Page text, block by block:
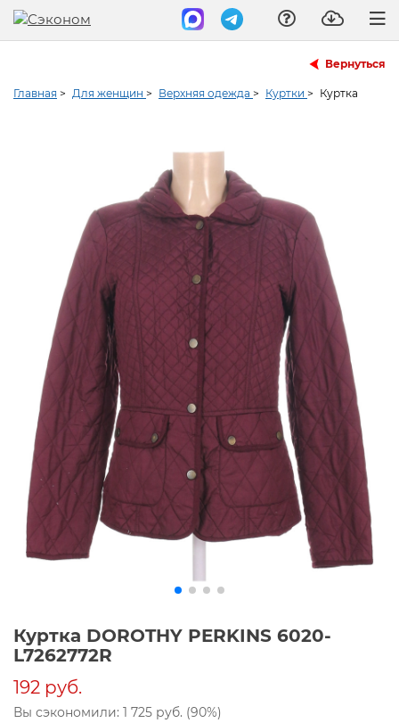
Вернуться
Главная > Для женщин > Верхняя одежда > Куртки > Куртка
Куртка DOROTHY PERKINS 6020-
L7262772R
192 руб.
Вы сэкономили: 1 725 руб. (90%)